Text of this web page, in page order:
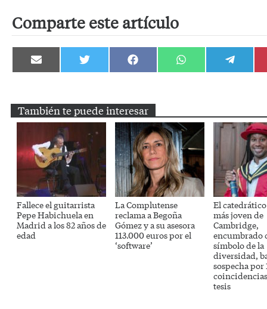
Comparte este artículo
Compartir
en
Compartir
en
Compartir
en
Compartir
en
Compartir
en
También te puede interesar
Fallece el guitarrista
Pepe Habichuela en
Madrid a los 82 años de
edad
La Complutense
reclama a Begoña
Gómez y a su asesora
113.000 euros por el
‘software’
El
más joven de
Cambridge,
encumbrado
símbolo de la
diversidad,
sospecha por
tesis